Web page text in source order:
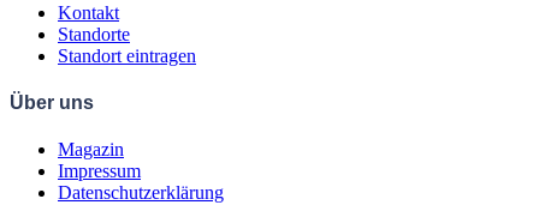
Kontakt
Standorte
Standort eintragen
Über uns
Magazin
Impressum
Datenschutzerklärung